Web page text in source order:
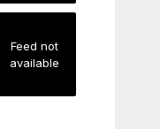
Feed not
available